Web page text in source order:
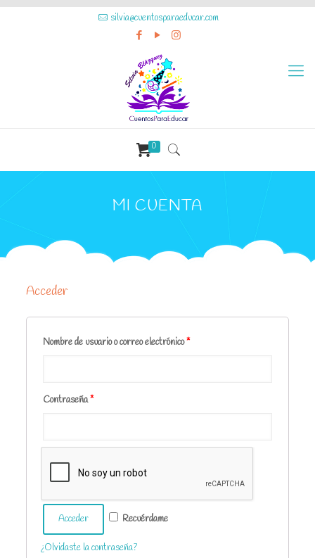
silvia@cuentosparaeducar.com
0
MI CUENTA
Acceder
Nombre de usuario o correo electrónico*
Contraseña*
Acceder Recuérdame
¿Olvidaste la contraseña?